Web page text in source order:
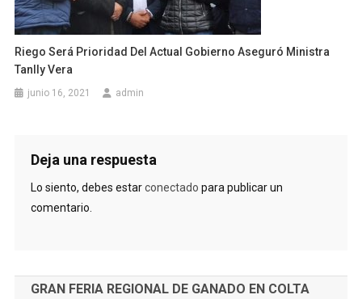
Riego Será Prioridad Del Actual Gobierno Aseguró Ministra
Tanlly Vera
junio 16, 2021 admin
Deja una respuesta
Lo siento, debes estarconectado para publicar un
comentario.
GRAN FERIA REGIONAL DE GANADO EN COLTA